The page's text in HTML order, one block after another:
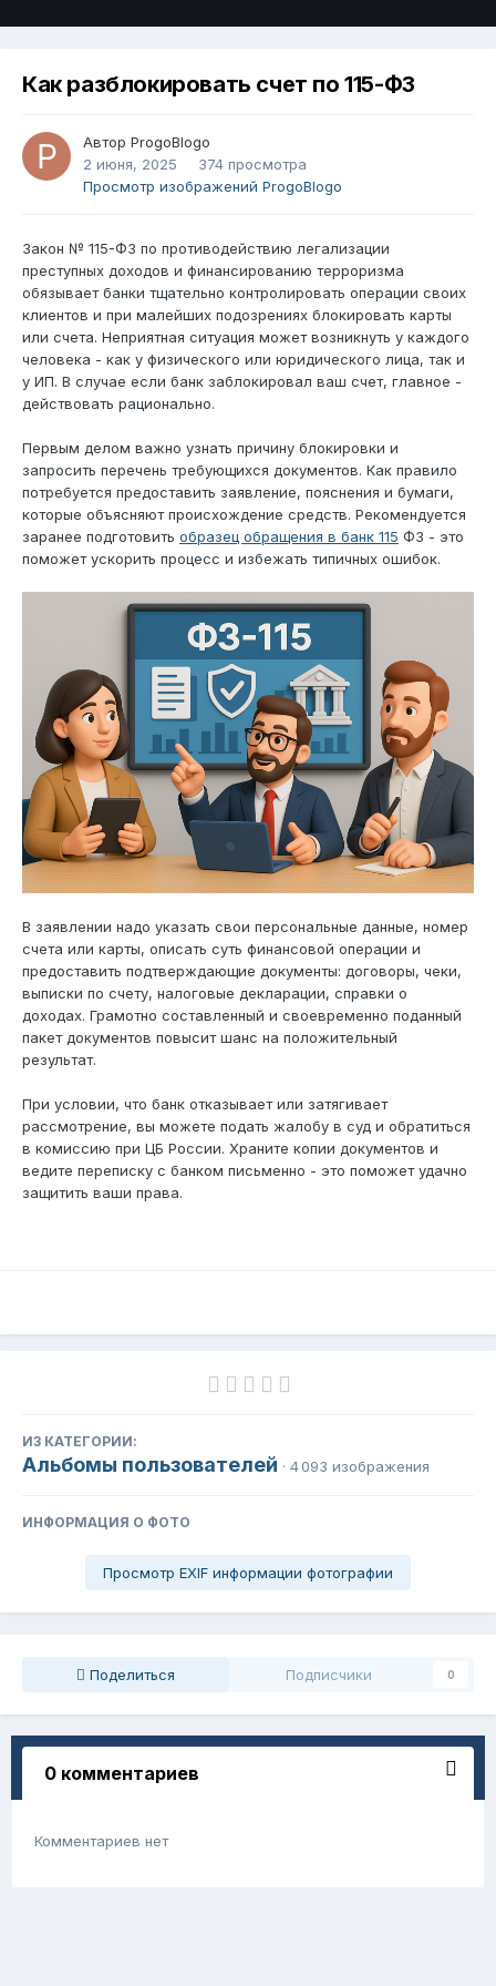
Как разблокировать счет по 115-ФЗ
Автор ProgoBlogo
2 июня, 2025
374 просмотра
Просмотр изображений ProgoBlogo
Закон № 115-ФЗ по противодействию легализации
преступных доходов и финансированию терроризма
обязывает банки тщательно контролировать операции своих
клиентов и при малейших подозрениях блокировать карты
или счета. Неприятная ситуация может возникнуть у каждого
человека - как у физического или юридического лица, так и
у ИП. В случае если банк заблокировал ваш счет, главное -
действовать рационально.
Первым делом важно узнать причину блокировки и
запросить перечень требующихся документов. Как правило
потребуется предоставить заявление, пояснения и бумаги,
которые объясняют происхождение средств. Рекомендуется
заранее подготовить образец обращения в банк 115 ФЗ - это
поможет ускорить процесс и избежать типичных ошибок.
В заявлении надо указать свои персональные данные, номер
счета или карты, описать суть финансовой операции и
предоставить подтверждающие документы: договоры, чеки,
выписки по счету, налоговые декларации, справки о
доходах. Грамотно составленный и своевременно поданный
пакет документов повысит шанс на положительный
результат.
При условии, что банк отказывает или затягивает
рассмотрение, вы можете подать жалобу в суд и обратиться
в комиссию при ЦБ России. Храните копии документов и
ведите переписку с банком письменно - это поможет удачно
защитить ваши права.
ИЗ КАТЕГОРИИ:
Альбомы пользователей · 4 093 изображения
ИНФОРМАЦИЯ О ФОТО
Просмотр EXIF информации фотографии
Поделиться Подписчики 0
0 комментариев
Комментариев нет